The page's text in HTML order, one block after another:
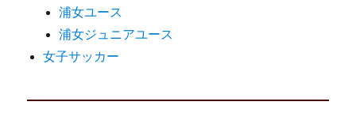
浦女ユース
浦女ジュニアユース
女子サッカー